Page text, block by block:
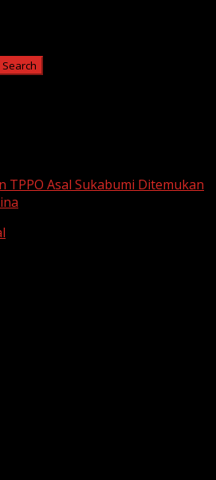
TPPO Asal Sukabumi Ditemukan